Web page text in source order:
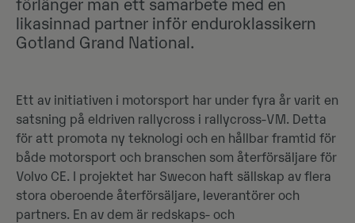
förlänger man ett samarbete med en
likasinnad partner inför enduroklassikern
Gotland Grand National.
Ett av initiativen i motorsport har under fyra år varit en
satsning på eldriven rallycross i rallycross-VM. Detta
för att promota ny teknologi och en hållbar framtid för
både motorsport och branschen som återförsäljare för
Volvo CE. I projektet har Swecon haft sällskap av flera
stora oberoende återförsäljare, leverantörer och
partners. En av dem är redskaps- och